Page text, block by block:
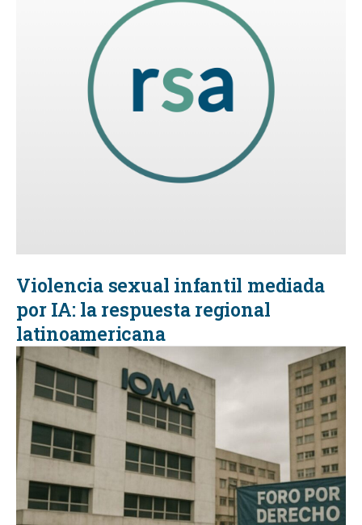
Violencia sexual infantil mediada
por IA: la respuesta regional
latinoamericana